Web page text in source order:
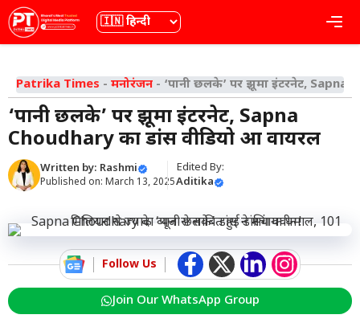
Skip
to
content
भाषा
Patrika Times - मनोरंजन - ‘पानी छलके’ पर झूमा इंटरनेट, Sapna
‘पानी छलके’ पर झूमा इंटरनेट, Sapna
Choudhary का डांस वीडियो हुआ वायरल
Written by: Rashmi
Published on: March 13, 2025
Edited By:
Aditika
Follow Us
Join Our WhatsApp Group